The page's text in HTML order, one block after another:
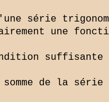
série
une
somme de la